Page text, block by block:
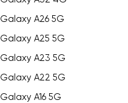
Galaxy A26 5G
Galaxy A25 5G
Galaxy A23 5G
Galaxy A22 5G
Galaxy A16 5G